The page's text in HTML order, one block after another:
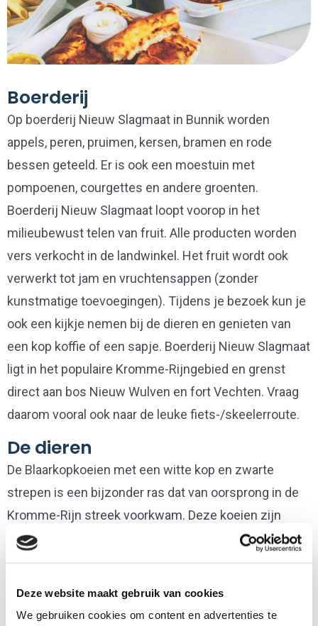
Deze website maakt gebruik van cookies
We gebruiken cookies om content en advertenties te
Boerderij
Op boerderij Nieuw Slagmaat in Bunnik worden
appels, peren, pruimen, kersen, bramen en rode
bessen geteeld. Er is ook een moestuin met
pompoenen, courgettes en andere groenten.
Boerderij Nieuw Slagmaat loopt voorop in het
milieubewust telen van fruit. Alle producten worden
vers verkocht in de landwinkel. Het fruit wordt ook
verwerkt tot jam en vruchtensappen (zonder
kunstmatige toevoegingen). Tijdens je bezoek kun je
ook een kijkje nemen bij de dieren en genieten van
een kop koffie of een sapje. Boerderij Nieuw Slagmaat
ligt in het populaire Kromme-Rijngebied en grenst
direct aan bos Nieuw Wulven en fort Vechten. Vraag
daarom vooral ook naar de leuke fiets-/skeelerroute.
De dieren
De Blaarkopkoeien met een witte kop en zwarte
strepen is een bijzonder ras dat van oorsprong in de
Kromme-Rijn streek voorkwam. Deze koeien zijn
zowel melk- als vleeskoeien. Daarnaast zijn er
paarden, schapen, geiten, kippen, vogels en hond